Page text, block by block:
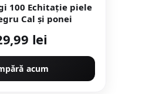
100 Echitație piele
Cal și ponei
lei
acum